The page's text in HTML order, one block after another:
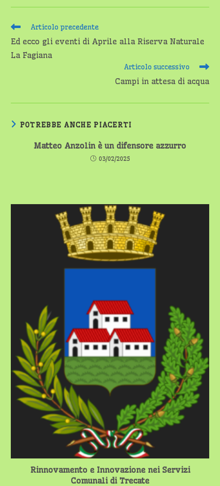
Leggi
articoli
Articolo precedente
Ed ecco gli eventi di Aprile alla Riserva Naturale
La Fagiana
Articolo successivo
Campi in attesa di acqua
POTREBBE ANCHE PIACERTI
Matteo Anzolin è un difensore azzurro
03/02/2025
Rinnovamento e Innovazione nei Servizi
Comunali di Trecate